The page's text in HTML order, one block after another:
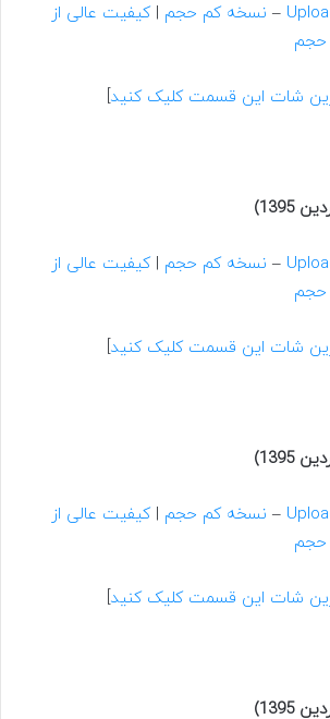
– نسخه کم حجم |کیفیت عالی از
حجم
شات این قسمت کلیک کنید]
– نسخه کم حجم |کیفیت عالی از
حجم
شات این قسمت کلیک کنید]
– نسخه کم حجم |کیفیت عالی از
حجم
شات این قسمت کلیک کنید]